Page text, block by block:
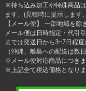
※持ち込み加工や特殊商品
ます。(見積時に提示します
【メール便】 一部地域を除
メール便は日時指定・代引
までは発送日から3~7日程
（沖縄、離島への配送は数
※メール便対応商品につき
※上記全て税込価格となりま